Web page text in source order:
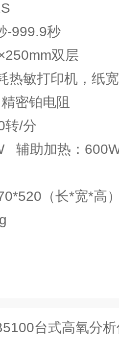
-999.9秒
双层
热敏打印机，纸
密铂电阻
转/分
辅助加热：
（长*宽*高
台式高氧分